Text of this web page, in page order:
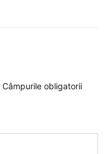
Câmpurile obligatorii